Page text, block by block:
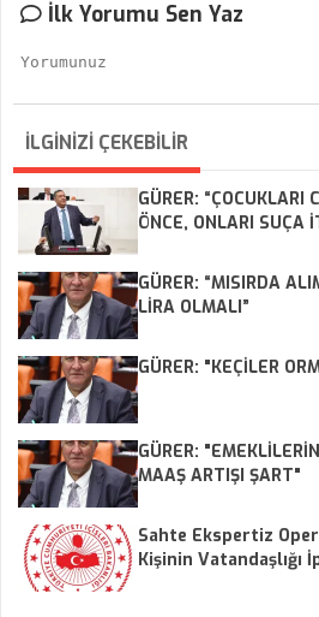
İlk Yorumu Sen Yaz
İLGİNİZİ ÇEKEBİLİR
GÜRER: “ÇOCUKLARI
ÖNCE, ONLARI SUÇA
GÜRER: “MISIRDA
LİRA OLMALI”
GÜRER: "KEÇİLER
GÜRER:
MAAŞ ARTIŞI ŞART"
Sahte Ekspertiz
Kişinin Vatandaşlığı